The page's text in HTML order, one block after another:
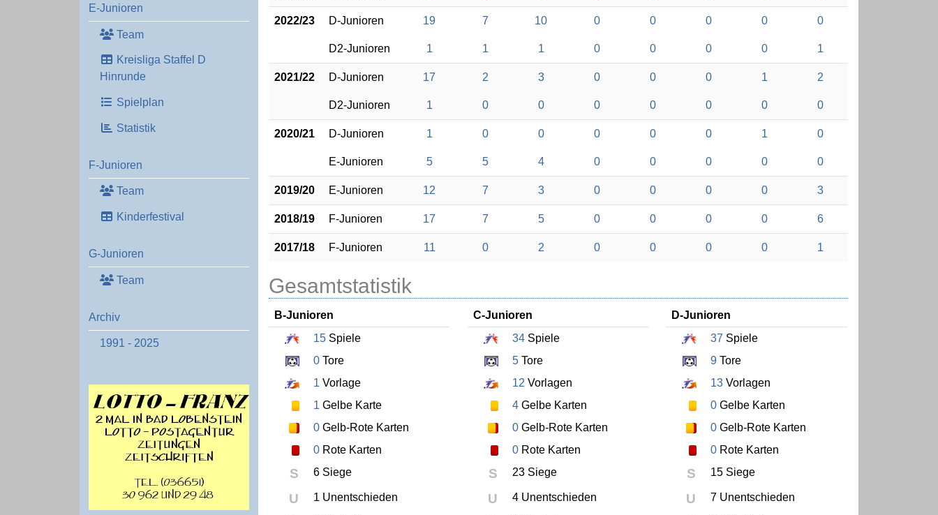
E-Junioren
Team
Kreisliga Staffel D
Hinrunde
Spielplan
Statistik
F-Junioren
Team
Kinderfestival
G-Junioren
Team
Archiv
1991 - 2025
2022/23 D-Junioren 19 7 10 0 0 0 0 0
D2-Junioren 1 1 1 0 0 0 0 1
2021/22 D-Junioren 17 2 3 0 0 0 1 2
D2-Junioren 1 0 0 0 0 0 0 0
2020/21 D-Junioren 1 0 0 0 0 0 1 0
E-Junioren 5 5 4 0 0 0 0 0
2019/20 E-Junioren 12 7 3 0 0 0 0 3
2018/19 F-Junioren 17 7 5 0 0 0 0 6
2017/18 F-Junioren 11 0 2 0 0 0 0 1
Gesamtstatistik
B-Junioren
15 Spiele
0 Tore
1 Vorlage
1 Gelbe Karte
0 Gelb-Rote Karten
0 Rote Karten
S 6 Siege
U 1 Unentschieden
C-Junioren
34Spiele
5Tore
12 Vorlagen
4Gelbe Karten
0Gelb-Rote Karten
0Rote Karten
S 23 Siege
U 4 Unentschieden
D-Junioren
37 Spiele
9 Tore
13 Vorlagen
0 Gelbe Karten
0 Gelb-Rote Karten
0 Rote Karten
S 15 Siege
U 7 Unentschieden